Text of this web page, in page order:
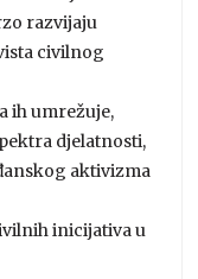
razvijaju
civilnog
ih umrežuje,
djelatnosti,
aktivizma
inicijativa u